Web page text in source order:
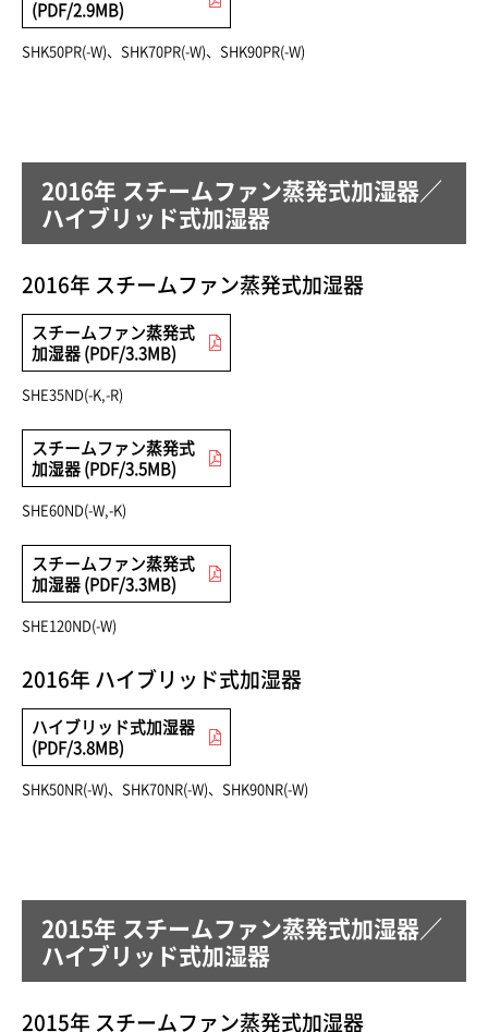
(PDF/2.9MB)
SHK50PR(-W)、SHK70PR(-W)、SHK90PR(-W)
2016年 スチームファン蒸発式加湿器／
ハイブリッド式加湿器
2016年 スチームファン蒸発式加湿器
スチームファン蒸発式
加湿器 (PDF/3.3MB)
SHE35ND(-K,-R)
スチームファン蒸発式
加湿器 (PDF/3.5MB)
SHE60ND(-W,-K)
スチームファン蒸発式
加湿器 (PDF/3.3MB)
SHE120ND(-W)
2016年 ハイブリッド式加湿器
ハイブリッド式加湿器
(PDF/3.8MB)
SHK50NR(-W)、SHK70NR(-W)、SHK90NR(-W)
2015年 スチームファン蒸発式加湿器／
ハイブリッド式加湿器
2015年 スチームファン蒸発式加湿器